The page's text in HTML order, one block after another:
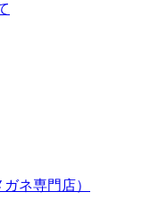
ネ専門店）